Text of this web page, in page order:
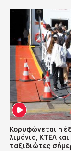
Κορυφώνεται η
λιμάνια, ΚΤΕΛ
ταξιδιώτες